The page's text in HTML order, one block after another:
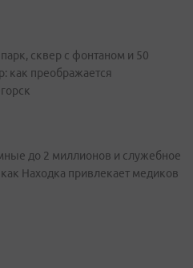
сквер с фонтаном и 50
как преображается
до 2 миллионов и служебное
Находка привлекает медиков